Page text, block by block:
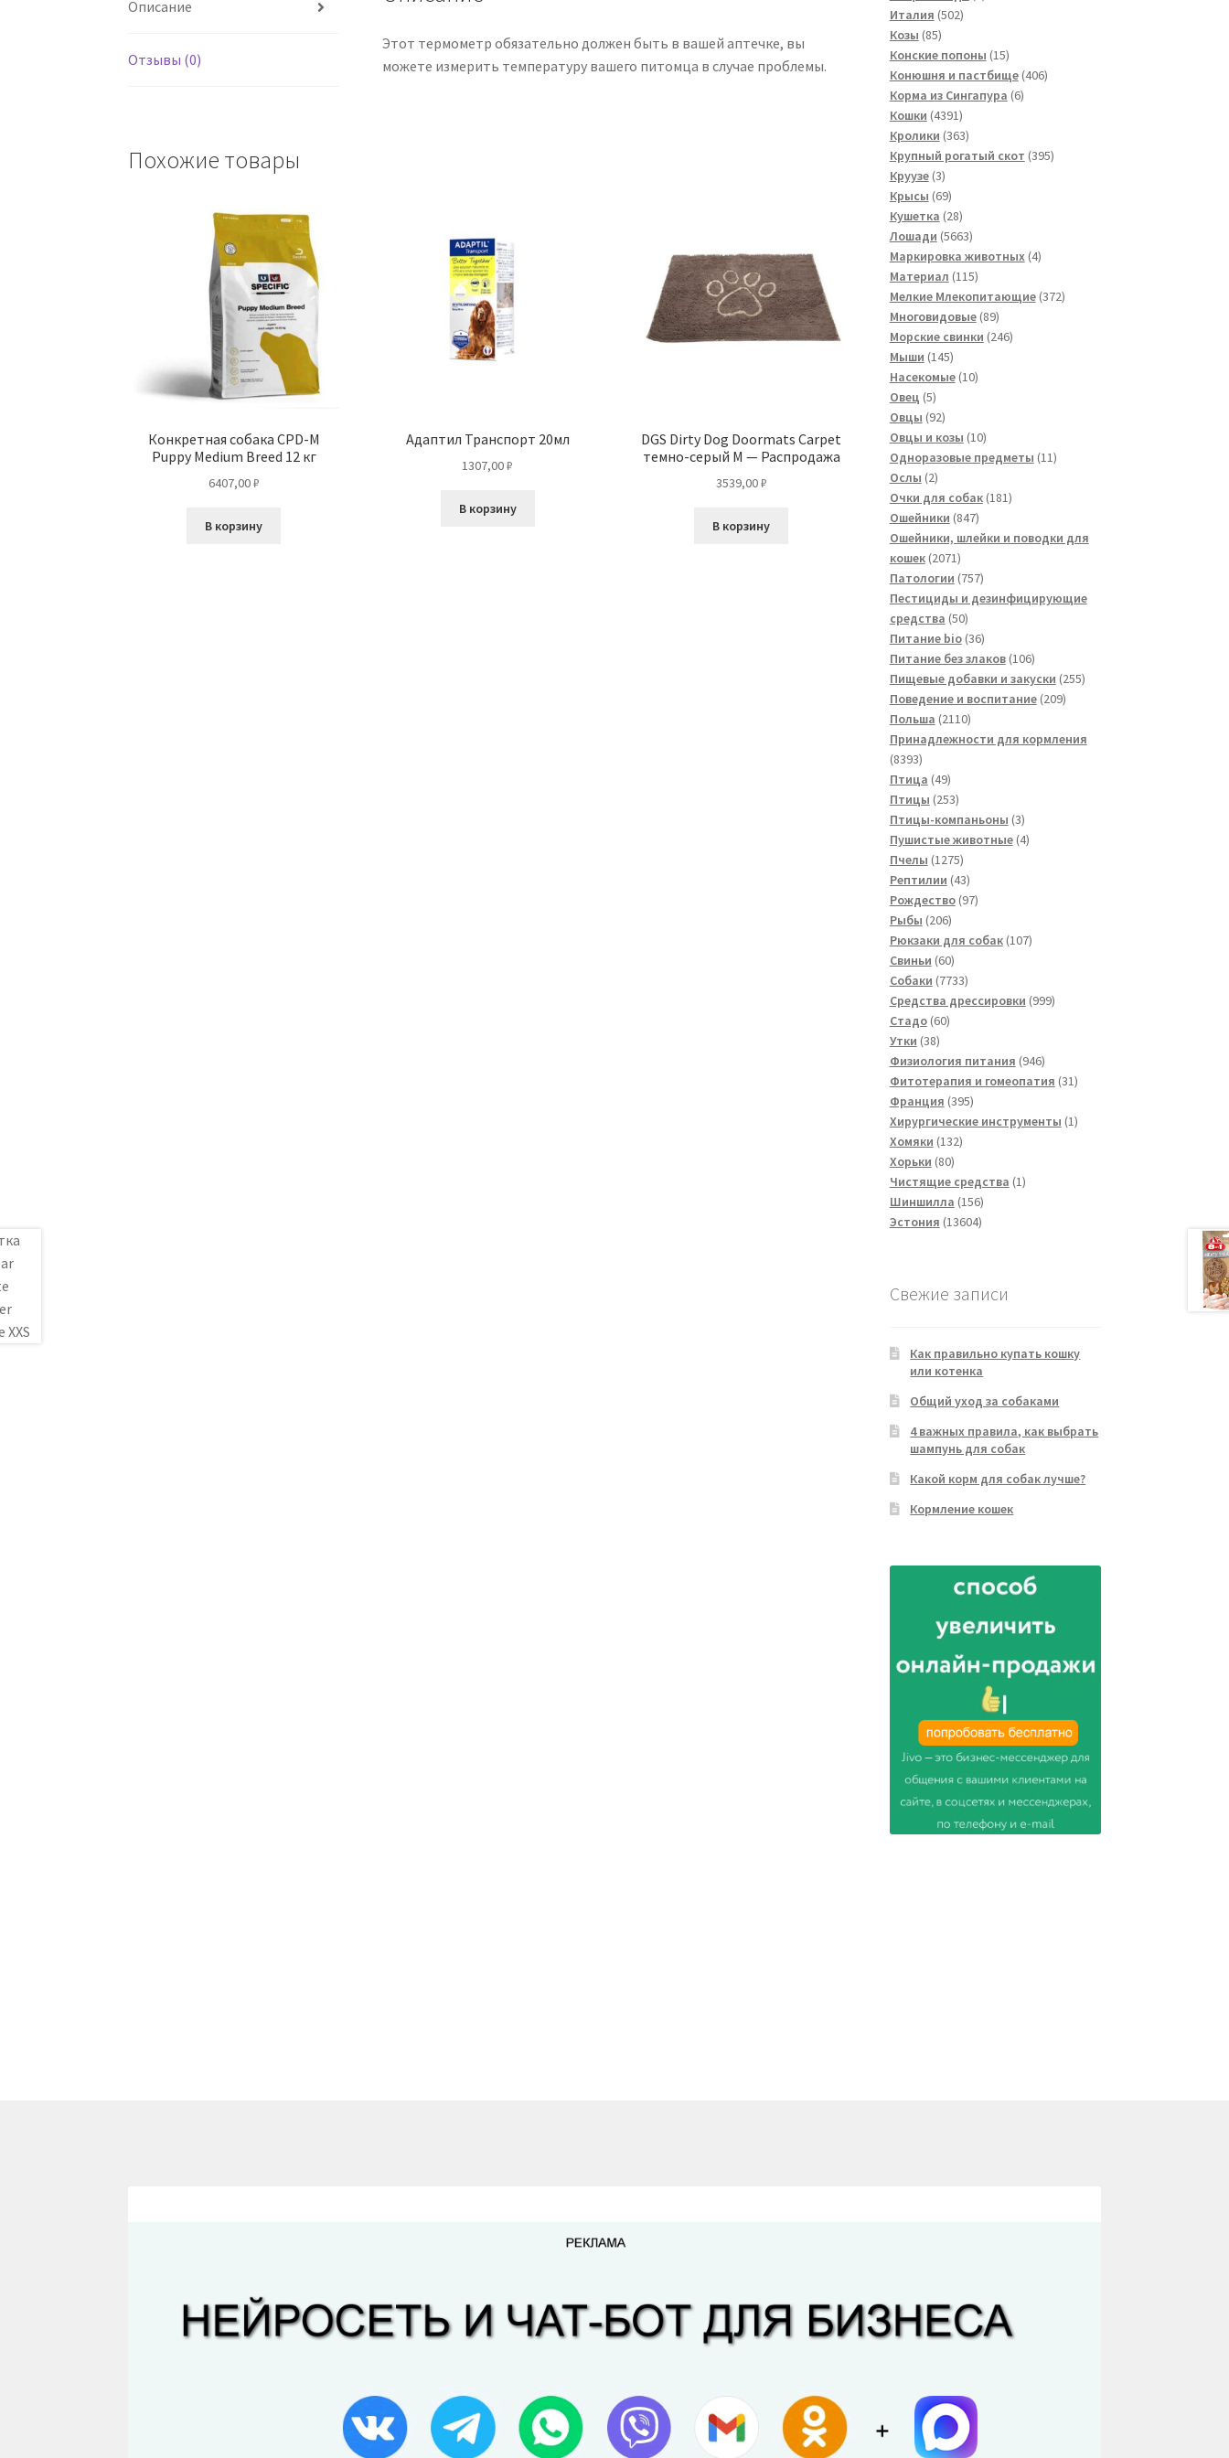
Описание
Отзывы (0)
Этот термометр обязательно должен быть в вашей аптечке, вы
можете измерить температуру вашего питомца в случае проблемы.
Похожие товары
Конкретная собака CPD-M
Puppy Medium Breed 12 кг
6407,00₽
В корзину
Адаптил Транспорт 20мл
1307,00₽
В корзину
DGS Dirty Dog Doormats Carpet
темно-серый M — Распродажа
3539,00₽
В корзину
Италия 502502
Козы 8585
товаров
Конские попоны 1515
товаров
Конюшня и пастбище 406406
Корма из Сингапура 66
Кошки 43914391
товар
Кролики 363363
товара
Крупный рогатый скот 395395
Круузе 33
товара
Крысы 6969
товаров
Кушетка 2828
товаров
Лошади 56635663
товара
Маркировка животных 44
Материал 115115
товаров
Мелкие Млекопитающие 372372
Многовидовые 8989
товаров
Морские свинки 246246
Мыши 145145
товаров
Насекомые 1010
Овец 55
товаров
Овцы 9292
товара
Овцы и козы 1010
товаров
Одноразовые предметы 1111
Ослы 22
товара
Очки для собак 181181
Ошейники 847847
товаров
Ошейники, шлейки и поводки для
кошек 20712071
товар
Патологии 757757
товаров
Пестициды и дезинфицирующие
средства 5050
товаров
Питание bio 3636
товаров
Питание без злаков 106106
товаров
Пищевые добавки и закуски 255255
Поведение и воспитание 209209
Польша 21102110
товаров
Принадлежности для кормления
83938393
товара
Птица 4949
товаров
Птицы 253253
товара
Птицы-компаньоны 33
товара
Пушистые животные 44
Пчелы 12751275
товаров
Рептилии 4343
товара
Рождество 9797
Рыбы 206206
товаров
Рюкзаки для собак 107107
Свиньи 6060
товаров
Собаки 77337733
товара
Средства дрессировки 999999
Стадо 6060
Утки 3838
товаров
Физиология питания 946946
товаров
Фитотерапия и гомеопатия 3131
Франция 395395
товаров
Хирургические инструменты 11
Хомяки 132132
Хорьки 8080
товаров
Чистящие средства 11
Шиншилла 156156
товаров
Эстония 1360413604
Свежие записи
Как правильно купать кошку
или котенка
Общий уход за собаками
4 важных правила, как выбрать
шампунь для собак
Какой корм для собак лучше?
Кормление кошек